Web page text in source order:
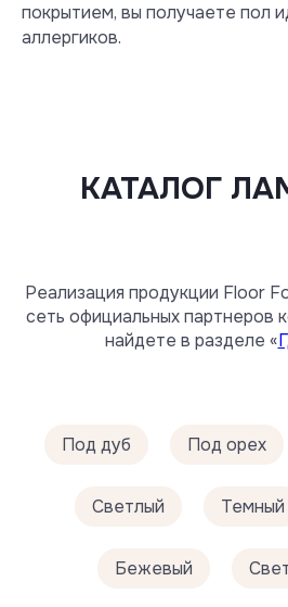
покрытием, вы получаете пол
аллергиков.
КАТАЛОГ
Реализация продукции Floor
сеть официальных партнеров
найдете в разделе «
Под дуб Под орех
Светлый Темный
Бежевый